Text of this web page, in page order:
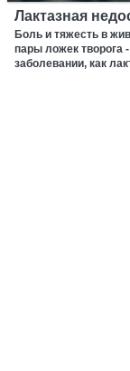
Лактазная
Боль и тяжесть в
пары ложек творога
заболевании, как